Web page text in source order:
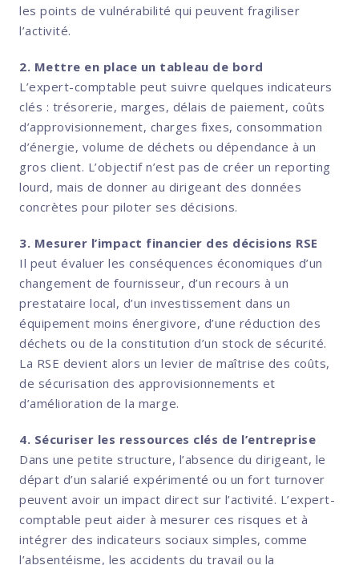
les points de vulnérabilité qui peuvent fragiliser
l’activité.
2. Mettre en place un tableau de bord
L’expert-comptable peut suivre quelques indicateurs
clés : trésorerie, marges, délais de paiement, coûts
d’approvisionnement, charges fixes, consommation
d’énergie, volume de déchets ou dépendance à un
gros client. L’objectif n’est pas de créer un reporting
lourd, mais de donner au dirigeant des données
concrètes pour piloter ses décisions.
3. Mesurer l’impact financier des décisions RSE
Il peut évaluer les conséquences économiques d’un
changement de fournisseur, d’un recours à un
prestataire local, d’un investissement dans un
équipement moins énergivore, d’une réduction des
déchets ou de la constitution d’un stock de sécurité.
La RSE devient alors un levier de maîtrise des coûts,
de sécurisation des approvisionnements et
d’amélioration de la marge.
4. Sécuriser les ressources clés de l’entreprise
Dans une petite structure, l’absence du dirigeant, le
départ d’un salarié expérimenté ou un fort turnover
peuvent avoir un impact direct sur l’activité. L’expert-
comptable peut aider à mesurer ces risques et à
intégrer des indicateurs sociaux simples, comme
l’absentéisme, les accidents du travail ou la